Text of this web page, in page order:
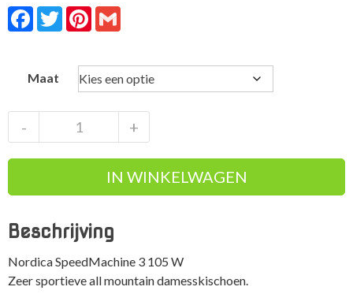
Facebook
TwitterPinterest
Maat
Nordica
3
W
aantal
+
-
IN WINKELWAGEN
Beschrijving
Nordica SpeedMachine 3 105 W
Zeer sportieve all mountain damesskischoen.